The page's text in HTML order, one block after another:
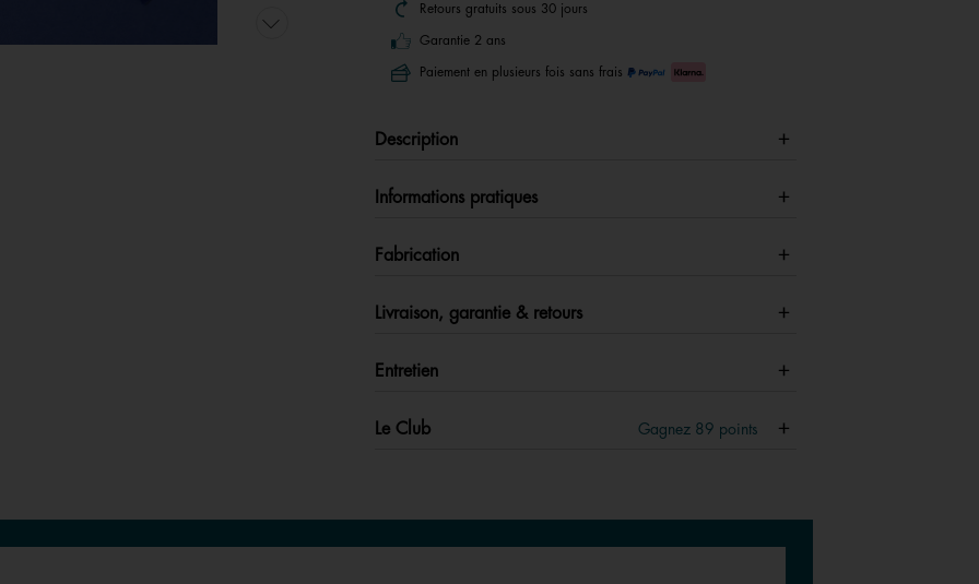
Retours gratuits sous 30 jours
Garantie 2 ans
Paiement en plusieurs fois sans frais
Description
Informations pratiques
Fabrication
Livraison, garantie & retours
Entretien
Le Club Gagnez 89 points